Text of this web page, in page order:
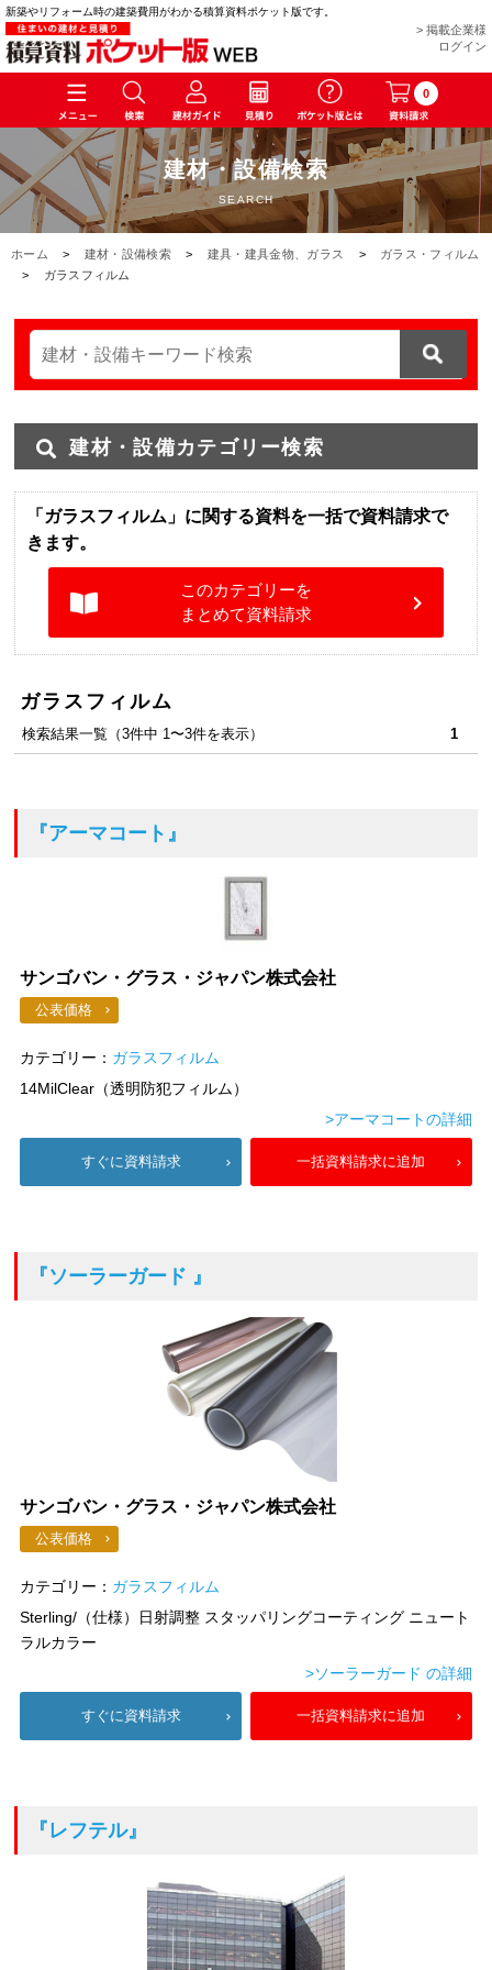
新築やリフォーム時の建築費用がわかる積算資料ポケット版です。
> 掲載企業様
ログイン
0
建材・設備検索
SEARCH
ホーム > 建材・設備検索 > 建具・建具金物、ガラス >
ガラス・フィルム
>
ガラスフィルム
建材・設備カテゴリー検索
「ガラスフィルム」に関する資料を一括で資料請求で
きます。
このカテゴリーを
まとめて資料請求
ガラスフィルム
検索結果一覧（3件中 1〜3件を表示） 1
『アーマコート』
サンゴバン・グラス・ジャパン株式会社
公表価格
カテゴリー： ガラスフィルム
14MilClear（透明防犯フィルム）
>アーマコートの詳細
すぐに資料請求 一括資料請求に追加
『ソーラーガード 』
サンゴバン・グラス・ジャパン株式会社
公表価格
カテゴリー： ガラスフィルム
Sterling/（仕様）日射調整 スタッパリングコーティング ニュート
ラルカラー
>ソーラーガード の詳細
すぐに資料請求 一括資料請求に追加
『レフテル』